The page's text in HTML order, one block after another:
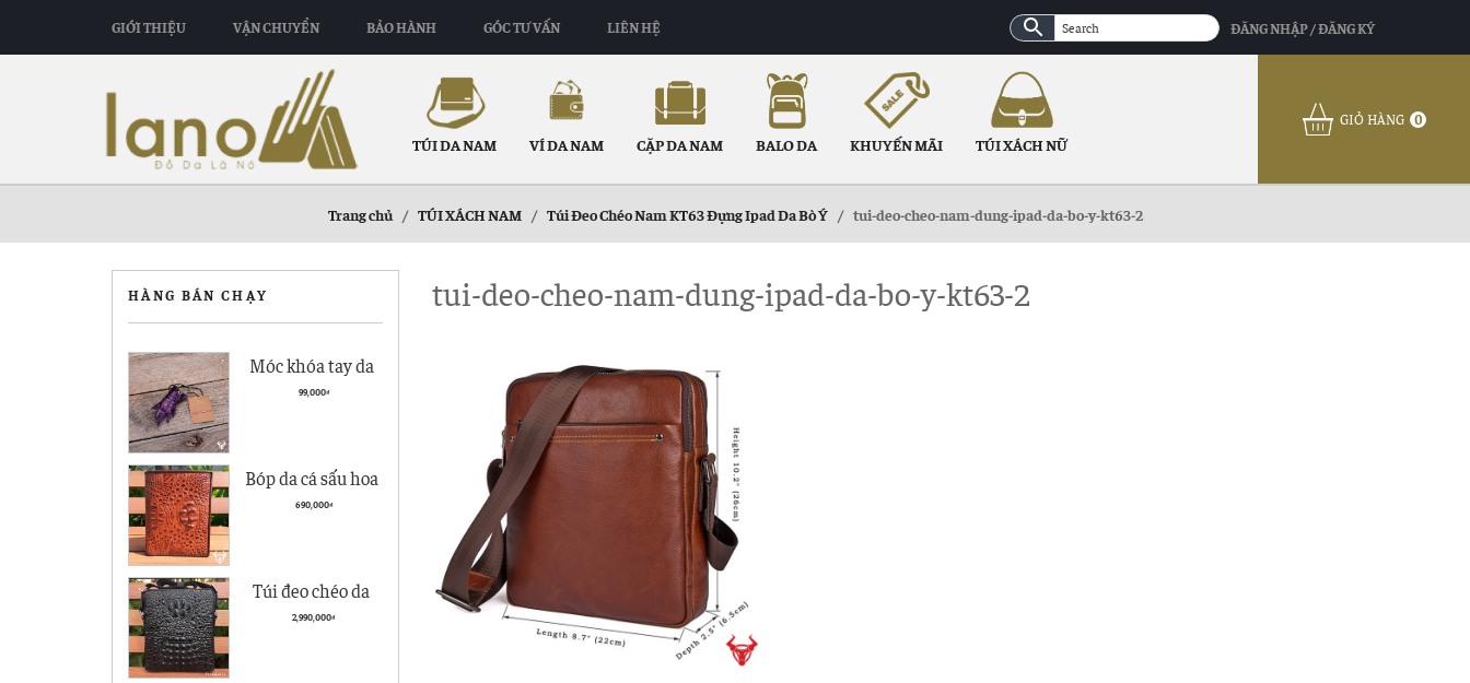
GIỚI THIỆU VẬN CHUYỂN BẢO HÀNH GÓC TƯ VẤN LIÊN HỆ ĐĂNG NHẬP / ĐĂNG KÝ
TÚI DA NAM VÍ DA NAM CẶP DA NAM BALO DA KHUYẾN MÃI TÚI XÁCH NỮ
GIỎ HÀNG 0
Trang chủ / TÚI XÁCH NAM / Túi Đeo Chéo Nam KT63 Đựng Ipad Da Bò Ý / tui-deo-cheo-nam-dung-ipad-da-bo-y-kt63-2
tui-deo-cheo-nam-dung-ipad-da-bo-y-kt63-2
HÀNG BÁN CHẠY
Móc khóa tay da
cá sấu giá rẻ MK01
99,000₫
Bóp da cá sấu hoa
cà giá rẻ BCS05
690,000₫
Túi đeo chéo da
nam Vân Cá Sấu
2,990,000₫